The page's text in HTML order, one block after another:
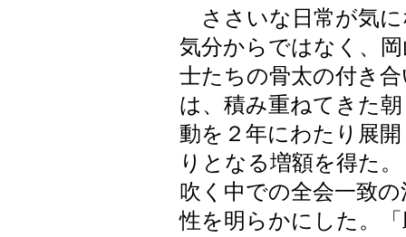
ささいな日常が気に
気分からではなく、
士たちの骨太の付き
は、積み重ねてきた
動を２年にわたり展
りとなる増額を得た
吹く中での全会一致
性を明らかにした。